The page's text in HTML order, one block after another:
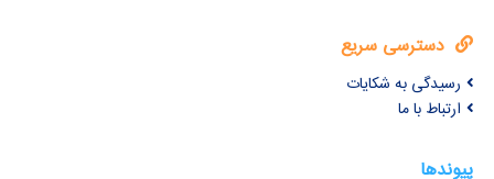
دسترسی سریع
رسیدگی به شکایات
ارتباط با ما
پیوندها